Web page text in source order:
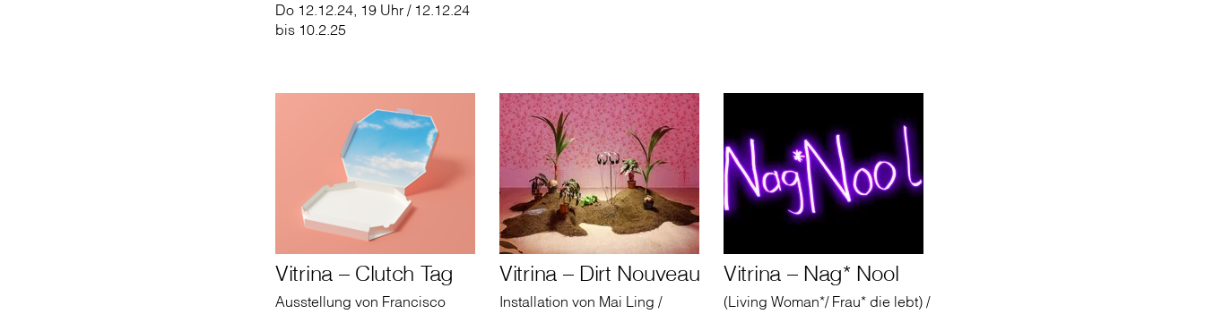
Do 12.12.24, 19 Uhr / 12.12.24
bis 10.2.25
Vitrina – Clutch Tag
Ausstellung von Francisco
Vitrina – Dirt Nouveau
Installation von Mai Ling /
Vitrina – Nag* Nool
(Living Woman*/ Frau* die lebt) /